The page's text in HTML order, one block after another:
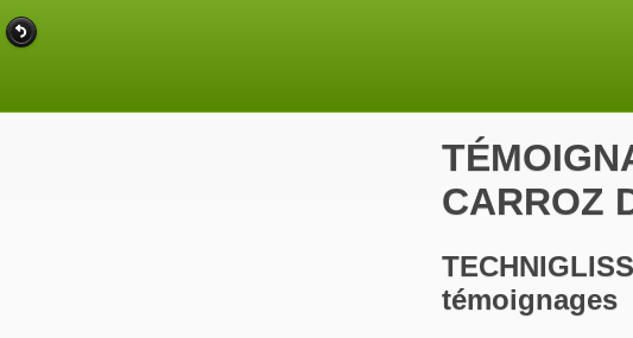
CARROZ
témoignages